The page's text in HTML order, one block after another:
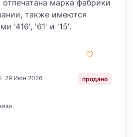
марка фабрики
также имеются
'416', '61' и '15'.
29 Июн 2026 продано